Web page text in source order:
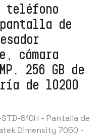
teléfono
de
cámara
256 GB de
de 10200
810H - Pantalla de
Dimensity 7050 -